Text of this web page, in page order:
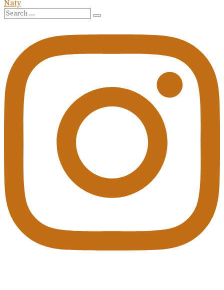
Search
Search